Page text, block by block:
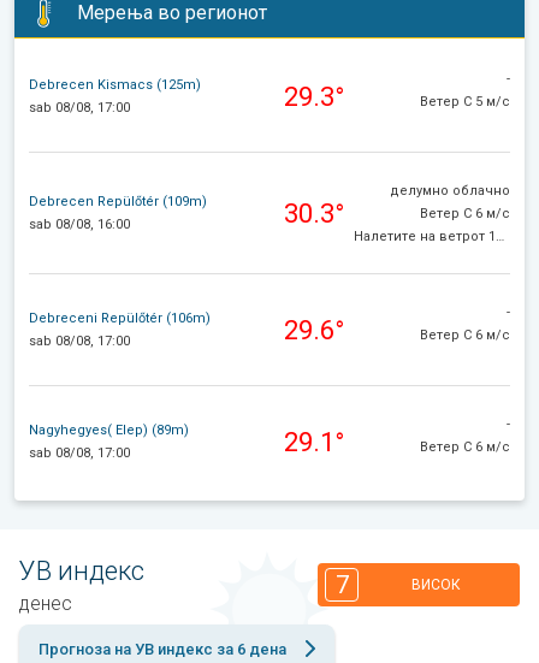
Мерења во регионот
Debrecen Kismacs (125m)
sab 08/08, 17:00
29.3°
-
Ветер С 5 м/с
Debrecen Repülőtér (109m)
sab 08/08, 16:00
30.3°
делумно облачно
Ветер С 6 м/с
Debreceni Repülőtér (106m)
sab 08/08, 17:00
29.6°
-
Ветер С 6 м/с
Nagyhegyes( Elep) (89m)
sab 08/08, 17:00
29.1°
-
Ветер С 6 м/с
УВ индекс
денес
7 ВИСОК
Прогноза на УВ индекс за 6 дена